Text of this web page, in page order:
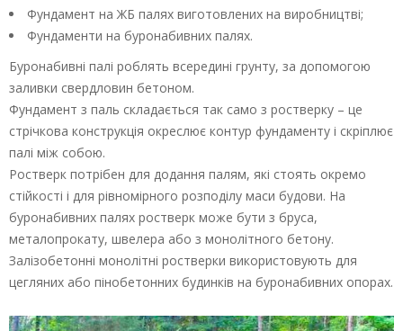
Фундамент на ЖБ палях виготовлених на виробництві;
Фундаменти на буронабивних палях.
Буронабивні палі роблять всередині грунту, за допомогою
заливки свердловин бетоном.
Фундамент з паль складається так само з ростверку – це
стрічкова конструкція окреслює контур фундаменту і скріплює
палі між собою.
Ростверк потрібен для додання палям, які стоять окремо
стійкості і для рівномірного розподілу маси будови. На
буронабивних палях ростверк може бути з бруса,
металопрокату, швелера або з монолітного бетону.
Залізобетонні монолітні ростверки використовують для
цегляних або пінобетонних будинків на буронабивних опорах.